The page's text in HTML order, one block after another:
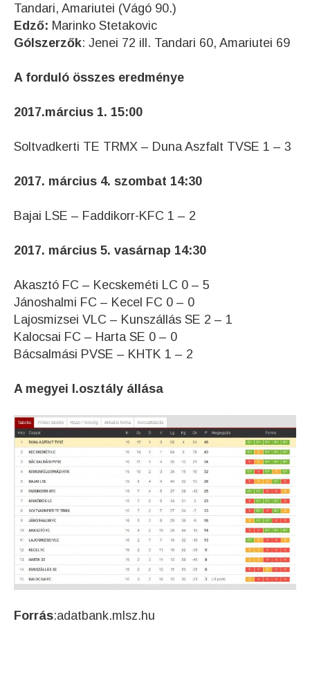
Tandari, Amariutei (Vágó 90.)
Edző: Marinko Stetakovic
Gólszerzők: Jenei 72 ill. Tandari 60, Amariutei 69
A forduló összes eredménye
2017.március 1. 15:00
Soltvadkerti TE TRMX – Duna Aszfalt TVSE 1 – 3
2017. március 4. szombat 14:30
Bajai LSE – Faddikorr-KFC 1 – 2
2017. március 5. vasárnap 14:30
Akasztó FC – Kecskeméti LC 0 – 5
Jánoshalmi FC – Kecel FC 0 – 0
Lajosmizsei VLC – Kunszállás SE 2 – 1
Kalocsai FC – Harta SE 0 – 0
Bácsalmási PVSE – KHTK 1 – 2
A megyei I.osztály állása
Forrás:adatbank.mlsz.hu